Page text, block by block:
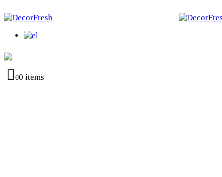
00 items